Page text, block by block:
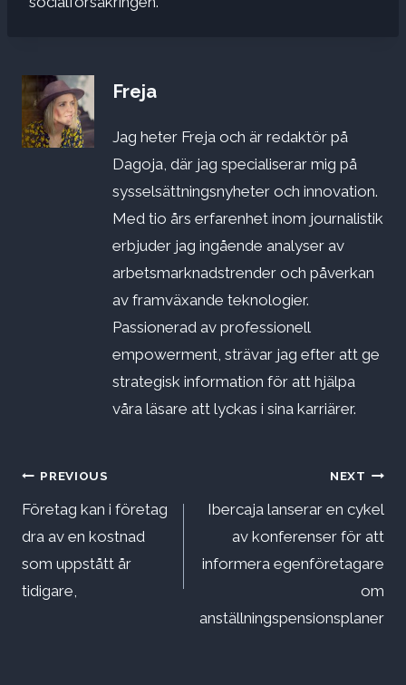
Freja
Jag heter Freja och är redaktör på
Dagoja, där jag specialiserar mig på
sysselsättningsnyheter och innovation.
Med tio års erfarenhet inom journalistik
erbjuder jag ingående analyser av
arbetsmarknadstrender och påverkan
av framväxande teknologier.
Passionerad av professionell
empowerment, strävar jag efter att ge
strategisk information för att hjälpa
våra läsare att lyckas i sina karriärer.
Inläggsnavigering
PREVIOUS
Företag kan i företag
dra av en kostnad
som uppstått år
tidigare,
NEXT
Ibercaja lanserar en cykel
av konferenser för att
informera egenföretagare
om
anställningspensionsplaner